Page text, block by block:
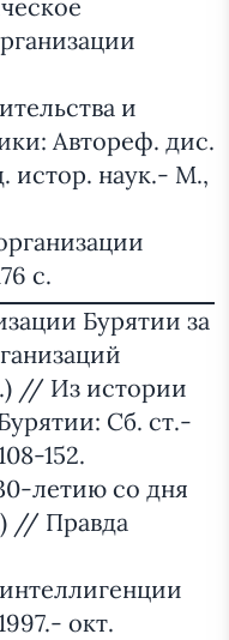
и
Автореф. дис.
истор. наук.- М.,
с.
Бурятии за
// Из истории
Сб. ст.-
152.
летию со дня
// Правда
окт.